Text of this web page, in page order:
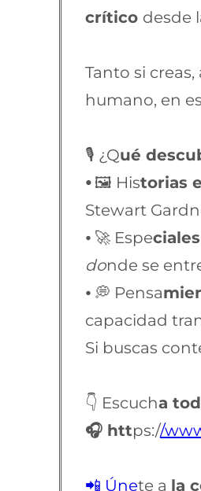
crítico desde
Tanto si
humano, en
🎙️ ¿Qué
⦁🖼️ Historias
Stewart
⦁ 🚀 Espe
donde se
⦁ 💭 Pensa
capacidad
Si buscas
👇 Escucha
🎧 https://
📲 Únete a la